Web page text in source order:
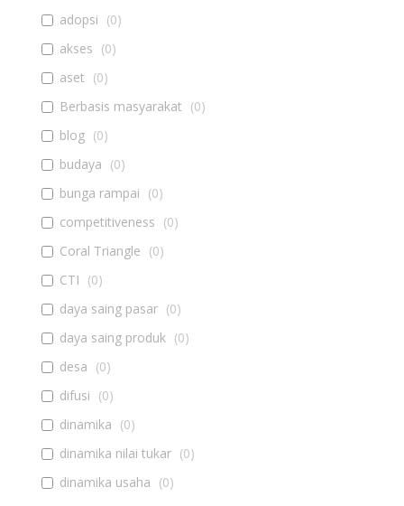
adopsi (0)
akses (0)
aset (0)
Berbasis masyarakat (0)
blog (0)
budaya (0)
bunga rampai (0)
competitiveness (0)
Coral Triangle (0)
CTI (0)
daya saing pasar (0)
daya saing produk (0)
desa (0)
difusi (0)
dinamika (0)
dinamika nilai tukar (0)
dinamika usaha (0)